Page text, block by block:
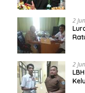
2
2